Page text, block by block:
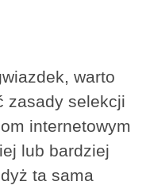
warto
zasady selekcji
internetowym
lub bardziej
ta sama